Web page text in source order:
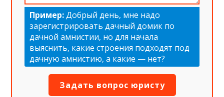
Пример:Добрый день, мне надо
зарегистрировать дачный домик по
дачной амнистии, но для начала
выяснить, какие строения подходят под
дачную амнистию, а какие — нет?